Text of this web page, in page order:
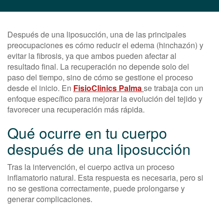
Después de una liposucción, una de las principales
preocupaciones es cómo reducir el edema (hinchazón) y
evitar la fibrosis, ya que ambos pueden afectar al
resultado final. La recuperación no depende solo del
paso del tiempo, sino de cómo se gestione el proceso
desde el inicio. En FisioClinics Palmase trabaja con un
enfoque específico para mejorar la evolución del tejido y
favorecer una recuperación más rápida.
Qué ocurre en tu cuerpo
después de una liposucción
Tras la intervención, el cuerpo activa un proceso
inflamatorio natural. Esta respuesta es necesaria, pero si
no se gestiona correctamente, puede prolongarse y
generar complicaciones.